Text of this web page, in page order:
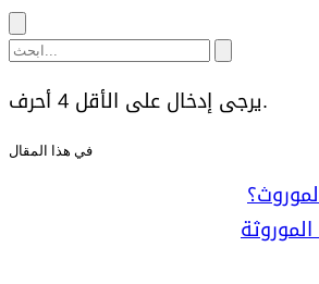
يرجى إدخال على الأقل 4 أحرف.
في هذا المقال